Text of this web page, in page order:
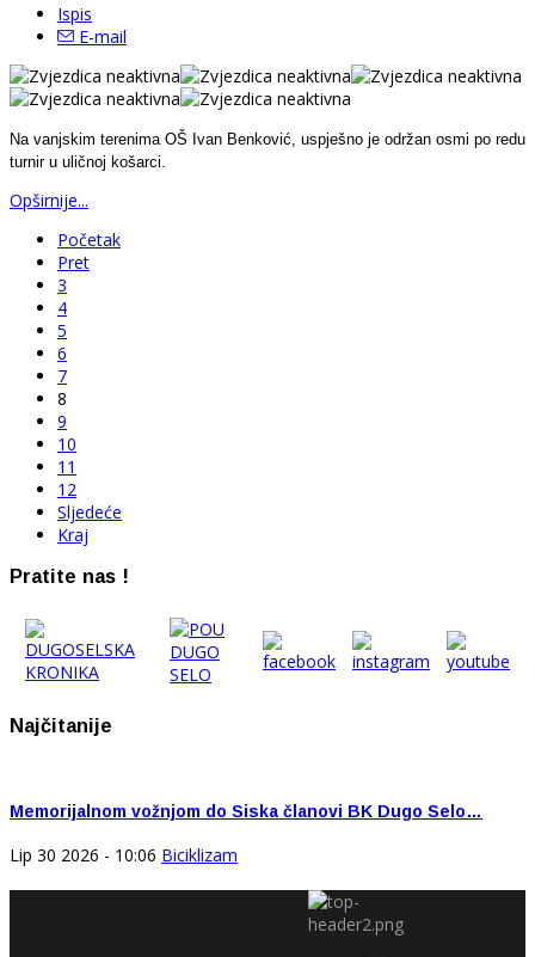
Ispis
E-mail
Na vanjskim terenima OŠ Ivan Benković, uspješno je održan osmi po redu
turnir u uličnoj košarci.
Opširnije...
Početak
Pret
3
4
5
6
7
8
9
10
11
12
Sljedeće
Kraj
Pratite nas !
Najčitanije
Memorijalnom vožnjom do Siska članovi BK Dugo Selo…
Lip 30 2026 - 10:06 Biciklizam